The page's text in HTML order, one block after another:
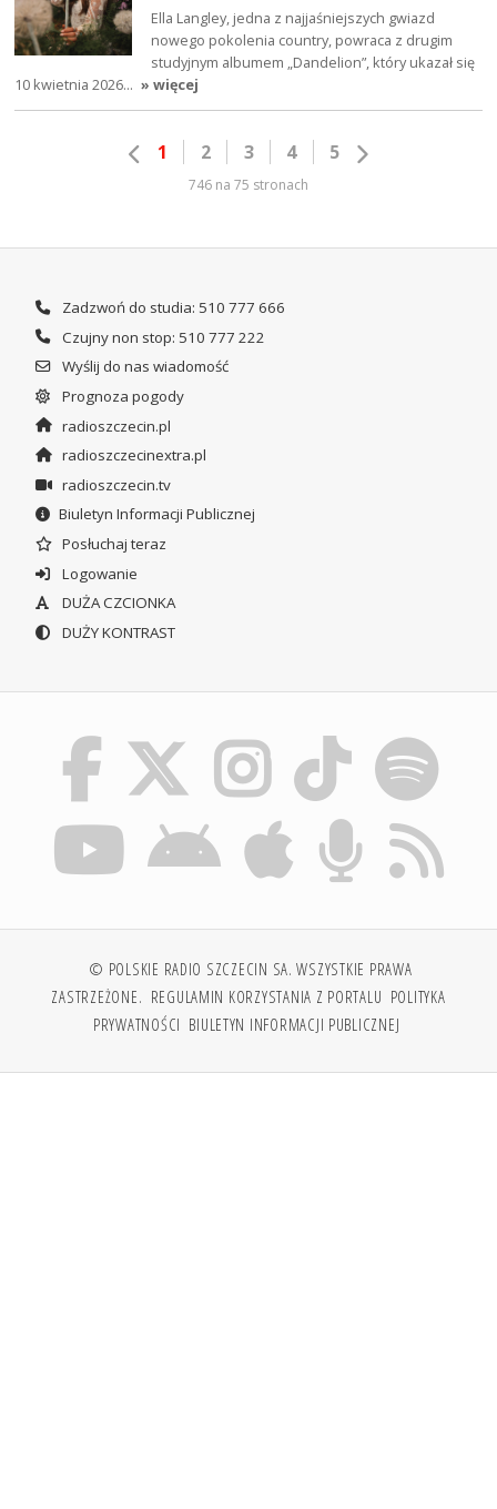
Ella Langley, jedna z najjaśniejszych gwiazd
nowego pokolenia country, powraca z drugim
studyjnym albumem „Dandelion”, który ukazał się
10 kwietnia 2026… » więcej
1 2 3 4 5
746 na 75 stronach
Zadzwoń do studia: 510 777 666
Czujny non stop: 510 777 222
Wyślij do nas wiadomość
Prognoza pogody
radioszczecin.pl
radioszczecinextra.pl
radioszczecin.tv
Biuletyn Informacji Publicznej
Posłuchaj teraz
Logowanie
DUŻA CZCIONKA
DUŻY KONTRAST
© POLSKIE RADIO SZCZECIN SA. WSZYSTKIE PRAWA
ZASTRZEŻONE. REGULAMIN KORZYSTANIA Z PORTALU POLITYKA
PRYWATNOŚCI BIULETYN INFORMACJI PUBLICZNEJ